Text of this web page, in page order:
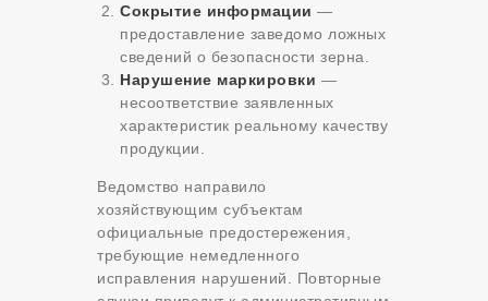
Сокрытие информации —
предоставление заведомо ложных
сведений о безопасности зерна.
Нарушение маркировки —
несоответствие заявленных
характеристик реальному качеству
продукции.
Ведомство направило
хозяйствующим субъектам
официальные предостережения,
требующие немедленного
исправления нарушений. Повторные